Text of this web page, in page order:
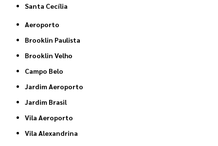
Santa Cecília
Aeroporto
Brooklin Paulista
Brooklin Velho
Campo Belo
Jardim Aeroporto
Jardim Brasil
Vila Aeroporto
Vila Alexandrina